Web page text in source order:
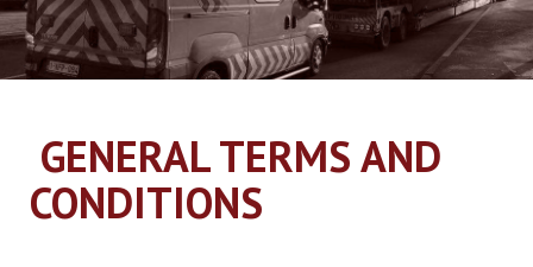
GENERAL TERMS AND
CONDITIONS